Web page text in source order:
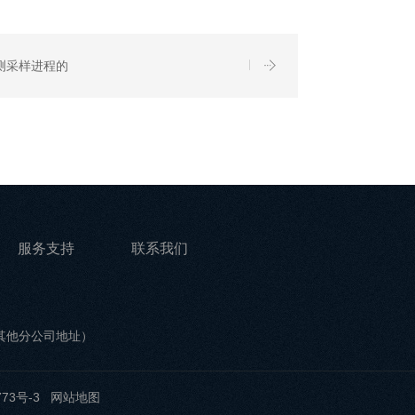
采样进程的
服务支持 联系我们
他分公司地址）
号-3 网站地图